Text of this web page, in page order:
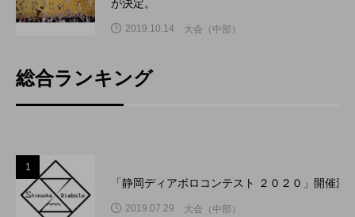
が決定。
2019.10.14 大会（中部）
総合ランキング
1
「静岡ディアボロコンテスト ２０２０」開催
2019.07.29 大会（中部）